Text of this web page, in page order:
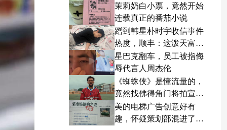
茉莉奶白小票，竟然开始
连载真正的番茄小说
蹭到韩星朴时宇收信事件
热度，顺丰：这泼天富贵
终于轮到我了
星巴克翻车，员工被指侮
辱代言人周杰伦
《蜘蛛侠》是懂流量的，
竟然找佛得角门将拍宣传
片
美的电梯广告创意好有
趣，怀疑策划部混进了天